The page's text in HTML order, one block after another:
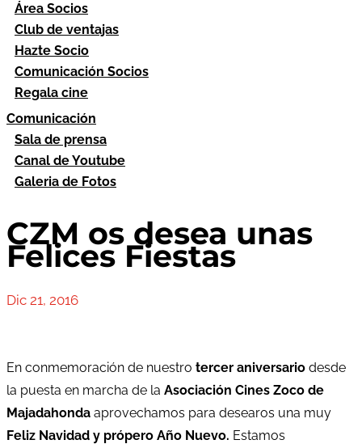
Área Socios
Club de ventajas
Hazte Socio
Comunicación Socios
Regala cine
Comunicación
Sala de prensa
Canal de Youtube
Galeria de Fotos
CZM os desea unas
Felices Fiestas
Dic 21, 2016
En conmemoración de nuestro tercer aniversario desde
la puesta en marcha de la Asociación Cines Zoco de
Majadahonda aprovechamos para desearos una muy
Feliz Navidad y própero Año Nuevo. Estamos